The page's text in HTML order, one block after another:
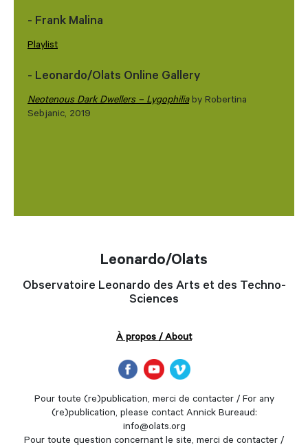
- Frank Malina
Playlist
- Leonardo/Olats Online Gallery
Neotenous Dark Dwellers – Lygophiliaby Robertina
Sebjanic, 2019
Leonardo/Olats
Observatoire Leonardo des Arts et des Techno-
Sciences
À propos / About
Pour toute (re)publication, merci de contacter / For any
(re)publication, please contact Annick Bureaud:
info@olats.org
Pour toute question concernant le site, merci de contacter /